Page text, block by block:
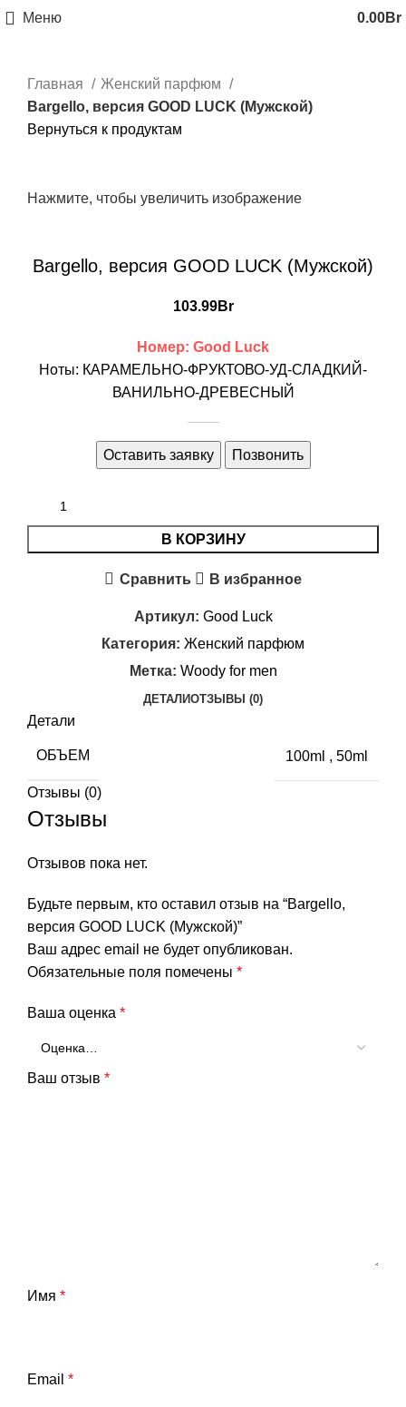
Меню 0.00Br
Главная
Женский парфюм
Bargello, версия GOOD LUCK (Мужской)
Вернуться к продуктам
Нажмите, чтобы увеличить изображение
Bargello, версия GOOD LUCK (Мужской)
103.99Br
Номер: Good Luck
Ноты: КАРАМЕЛЬНО-ФРУКТОВО-УД-СЛАДКИЙ-
ВАНИЛЬНО-ДРЕВЕСНЫЙ
Оставить заявку Позвонить
В КОРЗИНУ
Сравнить В избранное
Артикул: Good Luck
Категория: Женский парфюм
Метка: Woody for men
ДЕТАЛИОТЗЫВЫ (0)
Детали
ОБЪЕМ 100ml , 50ml
Отзывы (0)
Отзывы
Отзывов пока нет.
Будьте первым, кто оставил отзыв на “Bargello,
версия GOOD LUCK (Мужской)”
Ваш адрес email не будет опубликован.
Обязательные поля помечены *
Ваша оценка *
Ваш отзыв *
Имя *
Email *